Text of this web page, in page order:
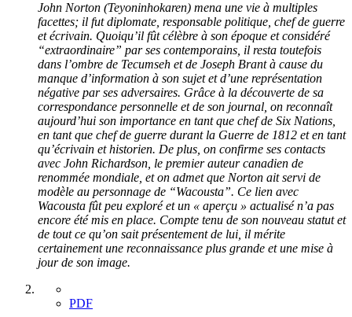
John Norton (Teyoninhokaren) mena une vie à multiples
facettes; il fut diplomate, responsable politique, chef de guerre
et écrivain. Quoiqu’il fût célèbre à son époque et considéré
“extraordinaire” par ses contemporains, il resta toutefois
dans l’ombre de Tecumseh et de Joseph Brant à cause du
manque d’information à son sujet et d’une représentation
négative par ses adversaires. Grâce à la découverte de sa
correspondance personnelle et de son journal, on reconnaît
aujourd’hui son importance en tant que chef de Six Nations,
en tant que chef de guerre durant la Guerre de 1812 et en tant
qu’écrivain et historien. De plus, on confirme ses contacts
avec John Richardson, le premier auteur canadien de
renommée mondiale, et on admet que Norton ait servi de
modèle au personnage de “Wacousta”. Ce lien avec
Wacousta fût peu exploré et un « aperçu » actualisé n’a pas
encore été mis en place. Compte tenu de son nouveau statut et
de tout ce qu’on sait présentement de lui, il mérite
certainement une reconnaissance plus grande et une mise à
jour de son image.
PDF